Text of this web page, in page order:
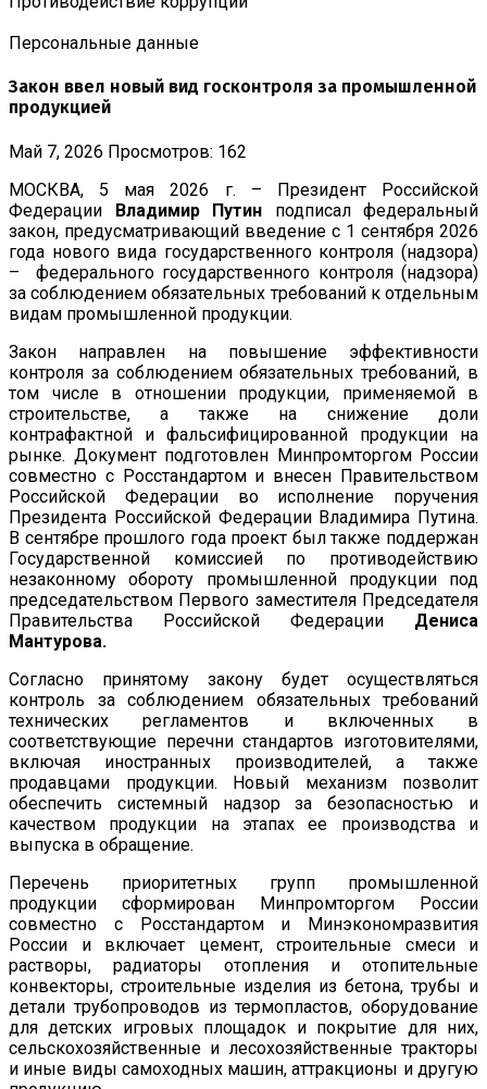
Персональные данные
Закон ввел новый вид госконтроля за промышленной
продукцией
Май 7, 2026 Просмотров: 162
МОСКВА, 5 мая 2026 г. – Президент Российской
Федерации Владимир Путин подписал федеральный
закон, предусматривающий введение с 1 сентября 2026
года нового вида государственного контроля (надзора)
– федерального государственного контроля (надзора)
за соблюдением обязательных требований к отдельным
видам промышленной продукции.
Закон направлен на повышение эффективности
контроля за соблюдением обязательных требований, в
том числе в отношении продукции, применяемой в
строительстве, а также на снижение доли
контрафактной и фальсифицированной продукции на
рынке. Документ подготовлен Минпромторгом России
совместно с Росстандартом и внесен Правительством
Российской Федерации во исполнение поручения
Президента Российской Федерации Владимира Путина.
В сентябре прошлого года проект был также поддержан
Государственной комиссией по противодействию
незаконному обороту промышленной продукции под
председательством Первого заместителя Председателя
Правительства Российской Федерации Дениса
Мантурова.
Согласно принятому закону будет осуществляться
контроль за соблюдением обязательных требований
технических регламентов и включенных в
соответствующие перечни стандартов изготовителями,
включая иностранных производителей, а также
продавцами продукции. Новый механизм позволит
обеспечить системный надзор за безопасностью и
качеством продукции на этапах ее производства и
выпуска в обращение.
Перечень приоритетных групп промышленной
продукции сформирован Минпромторгом России
совместно с Росстандартом и Минэкономразвития
России и включает цемент, строительные смеси и
растворы, радиаторы отопления и отопительные
конвекторы, строительные изделия из бетона, трубы и
детали трубопроводов из термопластов, оборудование
для детских игровых площадок и покрытие для них,
сельскохозяйственные и лесохозяйственные тракторы
и иные виды самоходных машин, аттракционы и другую